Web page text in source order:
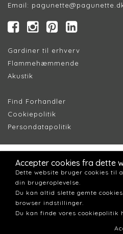
Email:
Gardiner til erhverv
Flammehæmmende
Akustik
Find Forhandler
Cookiepolitik
Persondatapolitik
Accepter cookies fra dette
Dette website bruger cookies
din brugeroplevelse.
Du kan altid slette gemte
browser indstillinger.
Du kan finde vores cookiepolitik